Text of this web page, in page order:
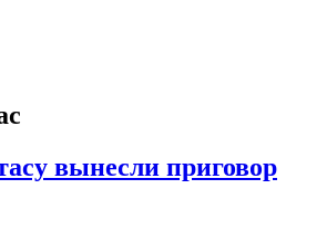
вынесли приговор